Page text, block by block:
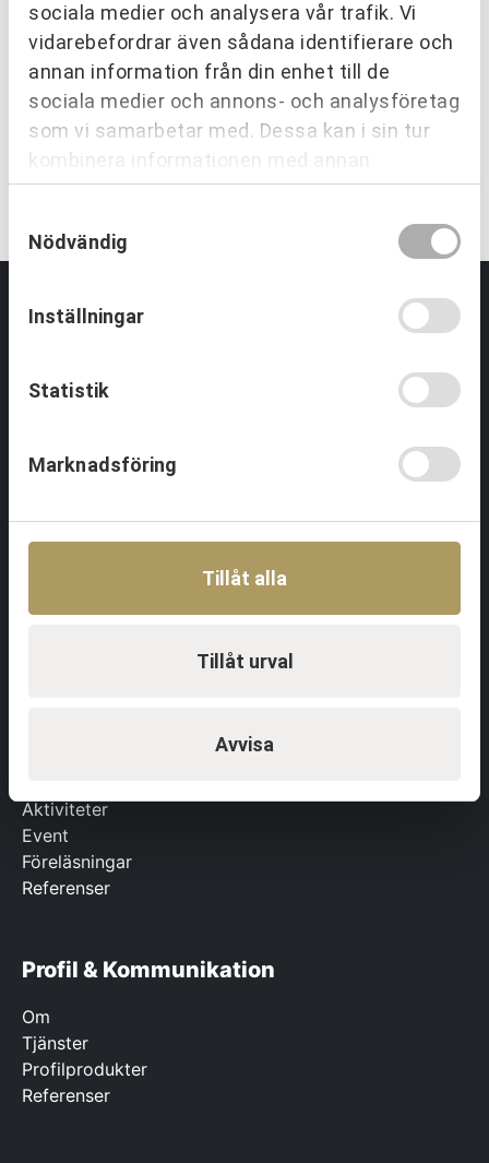
sociala medier och analysera vår trafik. Vi
vidarebefordrar även sådana identifierare och
annan information från din enhet till de
sociala medier och annons- och analysföretag
som vi samarbetar med. Dessa kan i sin tur
kombinera informationen med annan
information som du har tillhandahållit eller
som de har samlat in när du har använt deras
tjänster.
Nödvändig
Inställningar
Statistik
Marknadsföring
Tillåt alla
Tillåt urval
Avvisa
EN TRYGG SAMARBETSPARTNER
Vi utvecklar människor och
organisationer över hela Sverige.
Utbildningar Partnering
Referenser
Team & Ledarskap
Om Team & Ledarskap
Aktiviteter
Event
Föreläsningar
Referenser
Profil & Kommunikation
Om
Tjänster
Profilprodukter
Referenser